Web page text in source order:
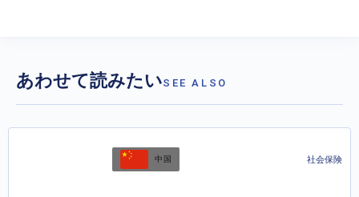
あわせて読みたいSEE ALSO
中国 社会保険